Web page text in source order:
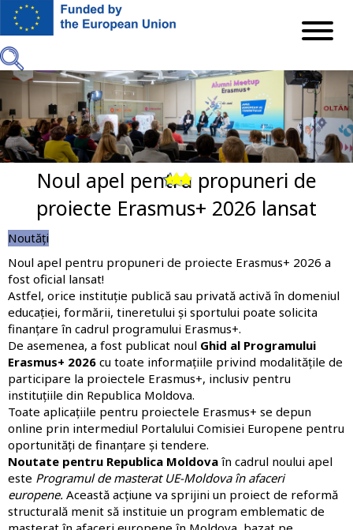
Mergi
principal
PreviousNoul apel pentru propuneri de
proiecte Erasmus+ 2026 lansat
Noutăți
Noul apel pentru propuneri de proiecte Erasmus+ 2026 a
fost oficial lansat!
Astfel, orice instituție publică sau privată activă în domeniul
educației, formării, tineretului și sportului poate solicita
finanțare în cadrul programului Erasmus+.
De asemenea, a fost publicat noul Ghid al Programului
Erasmus+ 2026 cu toate informațiile privind modalitățile de
participare la proiectele Erasmus+, inclusiv pentru
instituțiile din Republica Moldova.
Toate aplicațiile pentru proiectele Erasmus+ se depun
online prin intermediul Portalului Comisiei Europene pentru
oportunități de finanțare și tendere.
Noutate pentru Republica Moldova în cadrul noului apel
este Programul de masterat UE-Moldova în afaceri
europene. Această acțiune va sprijini un proiect de reformă
structurală menit să instituie un program emblematic de